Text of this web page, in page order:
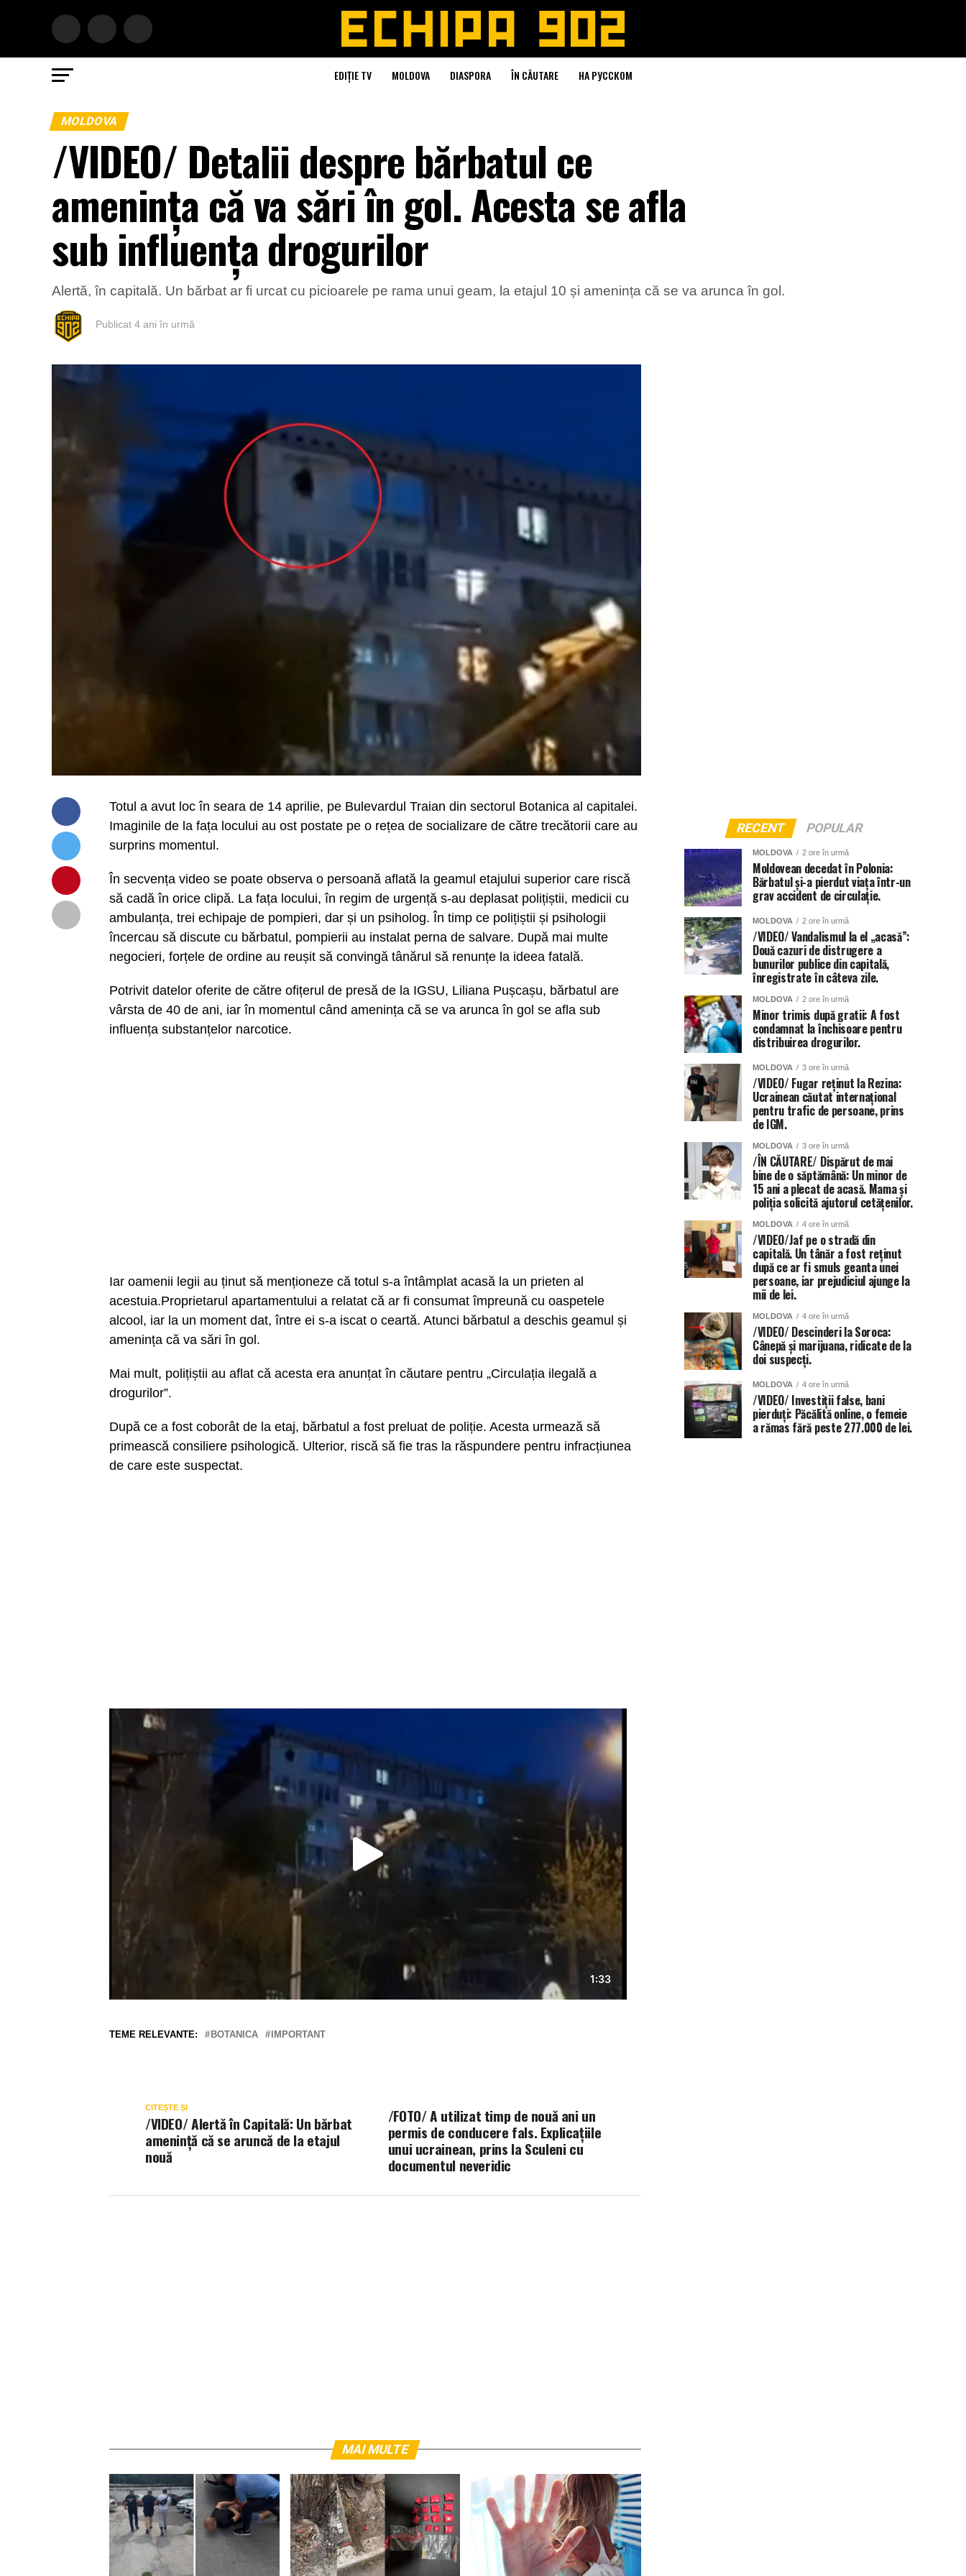
EDIȚIE TV MOLDOVA DIASPORA ÎN CĂUTARE НА РУССКОМ
MOLDOVA
/VIDEO/ Detalii despre bărbatul ce
amenința că va sări în gol. Acesta se afla
sub influența drogurilor
Alertă, în capitală. Un bărbat ar fi urcat cu picioarele pe rama unui geam, la etajul 10 și amenința că se va arunca în gol.
Publicat 4 ani în urmă
Totul a avut loc în seara de 14 aprilie, pe Bulevardul Traian din sectorul Botanica al capitalei.
Imaginile de la fața locului au ost postate pe o rețea de socializare de către trecătorii care au
surprins momentul.
În secvența video se poate observa o persoană aflată la geamul etajului superior care riscă
să cadă în orice clipă. La fața locului, în regim de urgență s-au deplasat polițiștii, medicii cu
ambulanța, trei echipaje de pompieri, dar și un psiholog. În timp ce polițiștii și psihologii
încercau să discute cu bărbatul, pompierii au instalat perna de salvare. După mai multe
negocieri, forțele de ordine au reușit să convingă tânărul să renunțe la ideea fatală.
Potrivit datelor oferite de către ofițerul de presă de la IGSU, Liliana Pușcașu, bărbatul are
vârsta de 40 de ani, iar în momentul când amenința că se va arunca în gol se afla sub
influența substanțelor narcotice.
Iar oamenii legii au ținut să menționeze că totul s-a întâmplat acasă la un prieten al
acestuia.Proprietarul apartamentului a relatat că ar fi consumat împreună cu oaspetele
alcool, iar la un moment dat, între ei s-a iscat o ceartă. Atunci bărbatul a deschis geamul și
amenința că va sări în gol.
Mai mult, polițiștii au aflat că acesta era anunțat în căutare pentru „Circulația ilegală a
drogurilor”.
După ce a fost coborât de la etaj, bărbatul a fost preluat de poliție. Acesta urmează să
primească consiliere psihologică. Ulterior, riscă să fie tras la răspundere pentru infracțiunea
de care este suspectat.
TEME RELEVANTE: BOTANICA IMPORTANT
/FOTO/ A utilizat timp de nouă ani un
permis de conducere fals. Explicațiile
unui ucrainean, prins la Sculeni cu
documentul neveridic
CITEȘTE ȘI
/VIDEO/ Alertă în Capitală: Un bărbat
amenință că se aruncă de la etajul
nouă
MAI MULTE
RECENT POPULAR
MOLDOVA 2 ore în urmă
Moldovean decedat în Polonia:
Bărbatul și-a pierdut viața într-un
grav accident de circulație.
MOLDOVA 2 ore în urmă
/VIDEO/ Vandalismul la el „acasă”:
Două cazuri de distrugere a
bunurilor publice din capitală,
înregistrate în câteva zile.
MOLDOVA 2 ore în urmă
Minor trimis după gratii: A fost
condamnat la închisoare pentru
distribuirea drogurilor.
MOLDOVA 3 ore în urmă
/VIDEO/ Fugar reținut la Rezina:
Ucrainean căutat internațional
pentru trafic de persoane, prins
de IGM.
MOLDOVA 3 ore în urmă
/ÎN CĂUTARE/ Dispărut de mai
bine de o săptămână: Un minor de
15 ani a plecat de acasă. Mama și
poliția solicită ajutorul cetățenilor.
MOLDOVA 4 ore în urmă
/VIDEO/Jaf pe o stradă din
capitală. Un tânăr a fost reținut
după ce ar fi smuls geanta unei
persoane, iar prejudiciul ajunge la
mii de lei.
MOLDOVA 4 ore în urmă
/VIDEO/ Descinderi la Soroca:
Cânepă și marijuana, ridicate de la
doi suspecți.
MOLDOVA 4 ore în urmă
/VIDEO/ Investiții false, bani
pierduți: Păcălită online, o femeie
a rămas fără peste 277.000 de lei.